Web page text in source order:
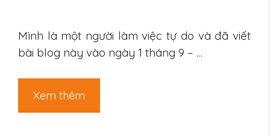
Mình là một người làm việc tự do và đã viết
bài blog này vào ngày 1 tháng 9 – …
Xem thêm